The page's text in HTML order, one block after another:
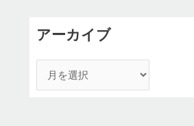
アーカイブ